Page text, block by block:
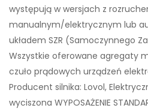
występują w wersjach z
manualnym/elektrycznym lub
układem SZR (Samoczynnego
Wszystkie oferowane agregaty
czuło prądowych urządzeń
Producent silnika: Lovol,
wyciszona WYPOSAŻENIE